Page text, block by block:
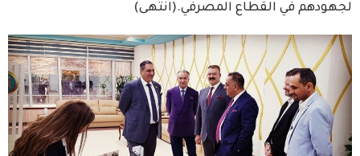
لجهودهم في القطاع المصرفي.(انتهى)